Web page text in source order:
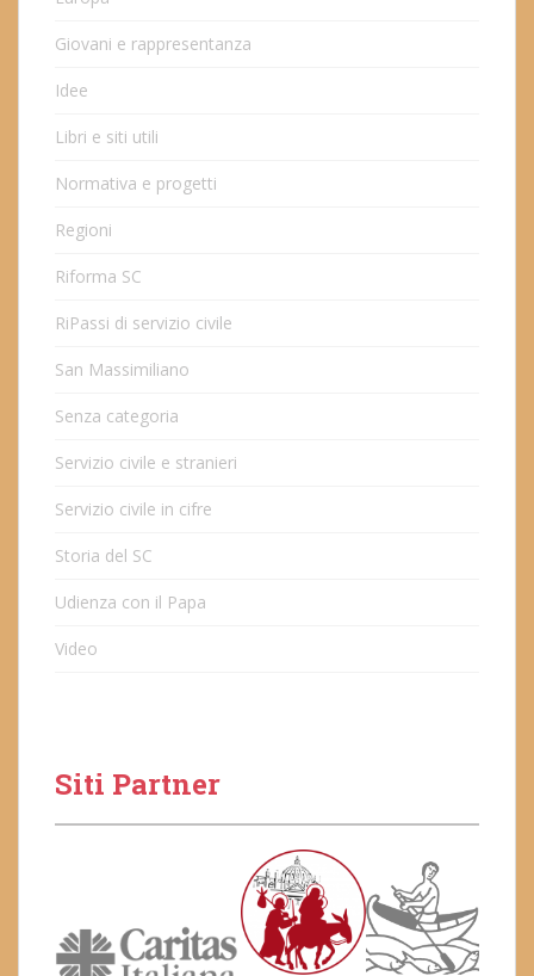
Giovani e rappresentanza
Idee
Libri e siti utili
Normativa e progetti
Regioni
Riforma SC
RiPassi di servizio civile
San Massimiliano
Senza categoria
Servizio civile e stranieri
Servizio civile in cifre
Storia del SC
Udienza con il Papa
Video
Siti Partner